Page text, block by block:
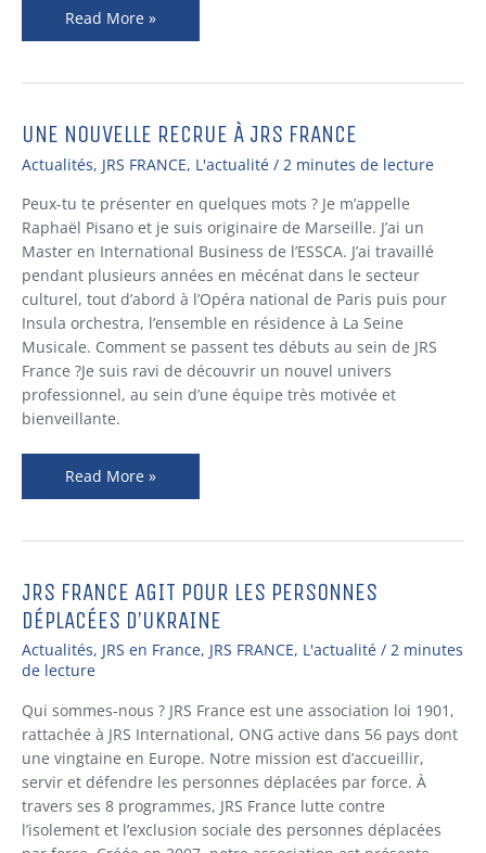
Read More »
UNE NOUVELLE RECRUE À JRS FRANCE
Actualités, JRS FRANCE, L'actualité / 2 minutes de lecture
Peux-tu te présenter en quelques mots ? Je m’appelle
Raphaël Pisano et je suis originaire de Marseille. J’ai un
Master en International Business de l’ESSCA. J’ai travaillé
pendant plusieurs années en mécénat dans le secteur
culturel, tout d’abord à l’Opéra national de Paris puis pour
Insula orchestra, l’ensemble en résidence à La Seine
Musicale. Comment se passent tes débuts au sein de JRS
France ?Je suis ravi de découvrir un nouvel univers
professionnel, au sein d’une équipe très motivée et
bienveillante.
Une
nouvelle
recrue
à
JRS
France
Read More »
JRS FRANCE AGIT POUR LES PERSONNES
DÉPLACÉES D’UKRAINE
Actualités, JRS en France, JRS FRANCE, L'actualité / 2 minutes
de lecture
Qui sommes-nous ? JRS France est une association loi 1901,
rattachée à JRS International, ONG active dans 56 pays dont
une vingtaine en Europe. Notre mission est d’accueillir,
servir et défendre les personnes déplacées par force. À
travers ses 8 programmes, JRS France lutte contre
l’isolement et l’exclusion sociale des personnes déplacées
JRS
France
pour
personnes
déplacées
d’Ukraine